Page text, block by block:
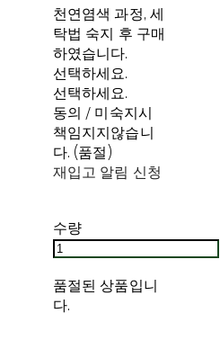
천연염색 과정, 세
탁법 숙지 후 구매
하였습니다.
선택하세요.
선택하세요.
동의 / 미숙지시
책임지지않습니
다. (품절)
재입고 알림 신청
수량
품절된 상품입니
다.